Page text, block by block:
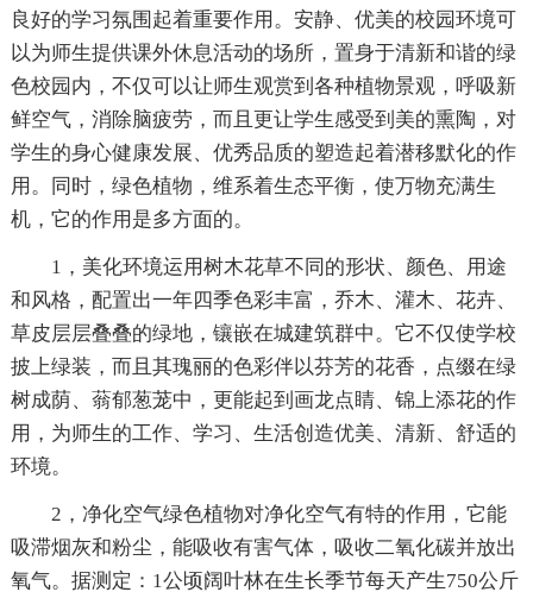
良好的学习氛围起着重要作用。安静、优美的校园环境可
以为师生提供课外休息活动的场所，置身于清新和谐的绿
色校园内，不仅可以让师生观赏到各种植物景观，呼吸新
鲜空气，消除脑疲劳，而且更让学生感受到美的熏陶，对
学生的身心健康发展、优秀品质的塑造起着潜移默化的作
用。同时，绿色植物，维系着生态平衡，使万物充满生
机，它的作用是多方面的。
1，美化环境运用树木花草不同的形状、颜色、用途
和风格，配置出一年四季色彩丰富，乔木、灌木、花卉、
草皮层层叠叠的绿地，镶嵌在城建筑群中。它不仅使学校
披上绿装，而且其瑰丽的色彩伴以芬芳的花香，点缀在绿
树成荫、蓊郁葱茏中，更能起到画龙点睛、锦上添花的作
用，为师生的工作、学习、生活创造优美、清新、舒适的
环境。
2，净化空气绿色植物对净化空气有特的作用，它能
吸滞烟灰和粉尘，能吸收有害气体，吸收二氧化碳并放出
氧气。据测定：1公顷阔叶林在生长季节每天产生750公斤